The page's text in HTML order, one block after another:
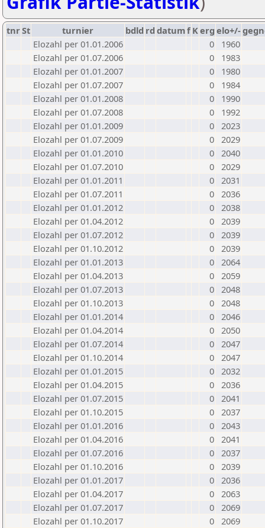
tnrSt turnier bdld rd datumf Kerg elo+/-
Elozahl per 01.01.2006
0
1960
Elozahl per 01.07.2006
0
1983
Elozahl per 01.01.2007
0
1980
Elozahl per 01.07.2007
0
1984
Elozahl per 01.01.2008
0
1990
Elozahl per 01.07.2008
0
1992
Elozahl per 01.01.2009
0 2023
Elozahl per 01.07.2009
0 2029
Elozahl per 01.01.2010
0 2040
Elozahl per 01.07.2010
0 2029
Elozahl per 01.01.2011
0 2031
Elozahl per 01.07.2011
0 2036
Elozahl per 01.01.2012
0 2038
Elozahl per 01.04.2012
0 2039
Elozahl per 01.07.2012
0 2039
Elozahl per 01.10.2012
0 2039
Elozahl per 01.01.2013
0 2064
Elozahl per 01.04.2013
0 2059
Elozahl per 01.07.2013
0 2048
Elozahl per 01.10.2013
0 2048
Elozahl per 01.01.2014
0 2046
Elozahl per 01.04.2014
0 2050
Elozahl per 01.07.2014
0 2047
Elozahl per 01.10.2014
0 2047
Elozahl per 01.01.2015
0 2032
Elozahl per 01.04.2015
0 2036
Elozahl per 01.07.2015
0 2041
Elozahl per 01.10.2015
0 2037
Elozahl per 01.01.2016
0 2043
Elozahl per 01.04.2016
0 2041
Elozahl per 01.07.2016
0 2037
Elozahl per 01.10.2016
0 2039
Elozahl per 01.01.2017
0 2036
Elozahl per 01.04.2017
0 2063
Elozahl per 01.07.2017
0 2069
Elozahl per 01.10.2017
0 2069